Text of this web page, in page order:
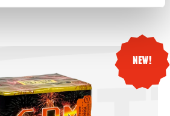
New!